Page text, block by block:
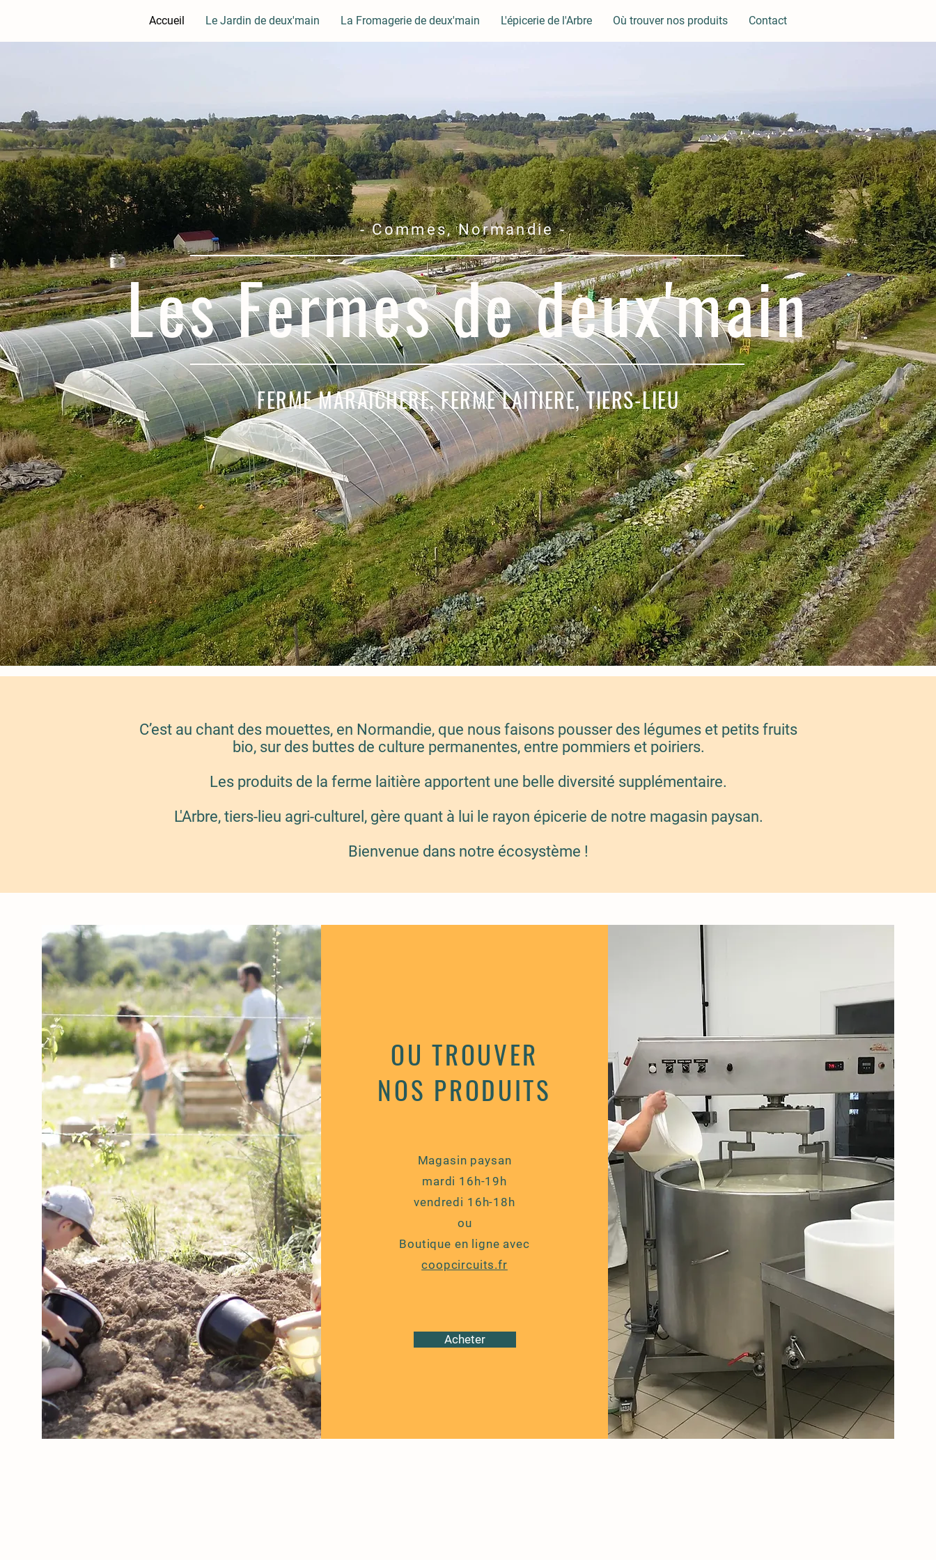
Accueil Le Jardin de deux'main La Fromagerie de deux'main L'épicerie de l'Arbre Où trouver nos produits Contact
- Commes, Normandie -
Les Fermes de deux'main
FERME MARAICHERE, FERME LAITIERE, TIERS-LIEU
C’est au chant des mouettes, en Normandie, que nous faisons pousser des légumes et petits fruits
bio, sur des buttes de culture permanentes, entre pommiers et poiriers.
Les produits de la ferme laitière apportent une belle diversité supplémentaire.
L'Arbre, tiers-lieu agri-culturel, gère quant à lui le rayon épicerie de notre magasin paysan.
Bienvenue dans notre écosystème !
A PROPOS DU JARDIN
en savoir plus
OU TROUVER
NOS PRODUITS
Magasin paysan
mardi 16h-19h
vendredi 16h-18h
ou
Boutique en ligne avec
coopcircuits.fr
Acheter
FROMAGERIE
au bon lait bio